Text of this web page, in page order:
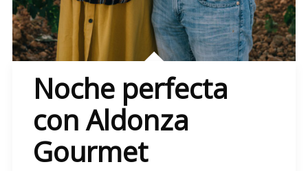
Noche perfecta
con Aldonza
Gourmet